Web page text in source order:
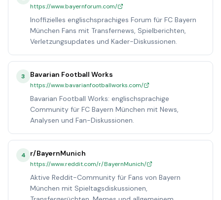
https://www.bayernforum.com/
Inoffizielles englischsprachiges Forum für FC Bayern
München Fans mit Transfernews, Spielberichten,
Verletzungsupdates und Kader-Diskussionen.
3 Bavarian Football Works
https://www.bavarianfootballworks.com/
Bavarian Football Works: englischsprachige
Community für FC Bayern München mit News,
Analysen und Fan-Diskussionen.
4 r/BayernMunich
https://www.reddit.com/r/BayernMunich/
Aktive Reddit-Community für Fans von Bayern
München mit Spieltagsdiskussionen,